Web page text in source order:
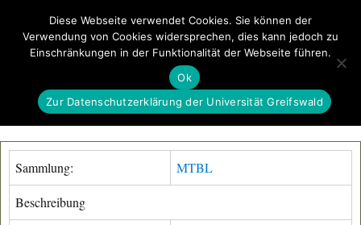
GeoGREIF MENÜ
Sammlung: MTBL
Beschreibung
Diese Webseite verwendet Cookies. Sie können der
Verwendung von Cookies widersprechen, dies kann jedoch zu
Einschränkungen in der Funktionalität der Webseite führen.
Ok
Zur Datenschutzerklärung der Universität Greifswald